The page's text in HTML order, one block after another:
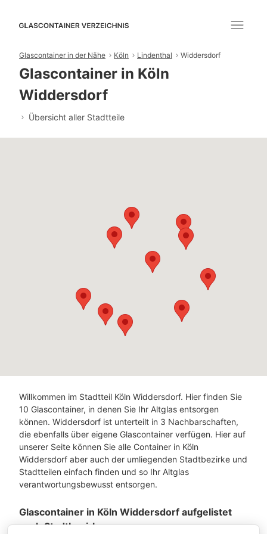
Glascontainer in der Nähe Köln Lindenthal Widdersdorf
Glascontainer in Köln
Widdersdorf
Übersicht aller Stadtteile
Willkommen im Stadtteil Köln Widdersdorf. Hier finden Sie
10 Glascontainer, in denen Sie Ihr Altglas entsorgen
können. Widdersdorf ist unterteilt in 3 Nachbarschaften,
die ebenfalls über eigene Glascontainer verfügen. Hier auf
unserer Seite können Sie alle Container in Köln
Widdersdorf aber auch der umliegenden Stadtbezirke und
Stadtteilen einfach finden und so Ihr Altglas
verantwortungsbewusst entsorgen.
Glascontainer in Köln Widdersdorf aufgelistet
nach Stadtbezirken